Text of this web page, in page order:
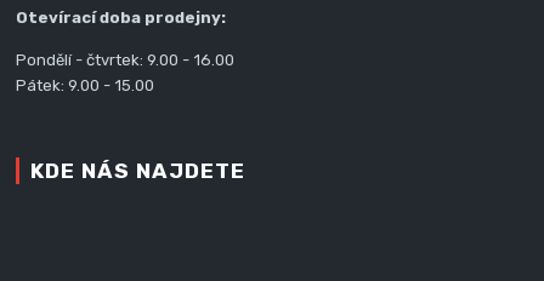
Otevírací doba prodejny:
Pondělí - čtvrtek: 9.00 - 16.00
Pátek: 9.00 - 15.00
KDE NÁS NAJDETE